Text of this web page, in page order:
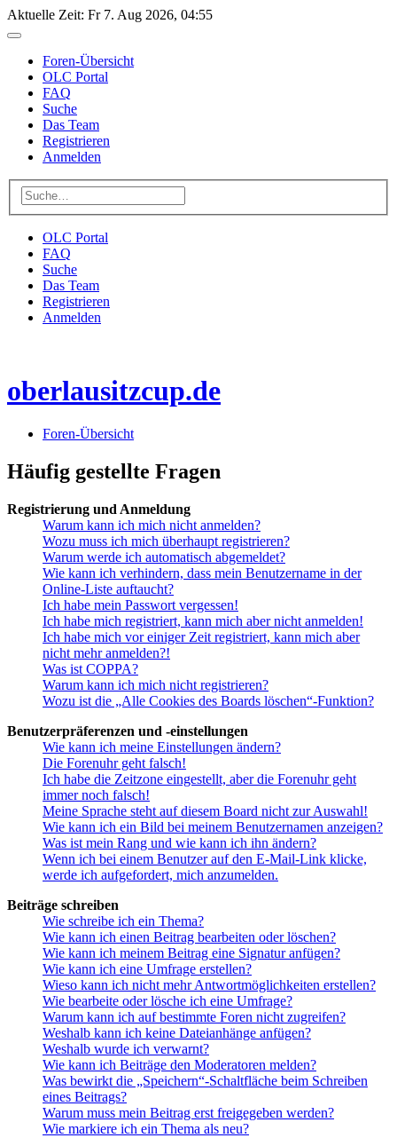
Aktuelle Zeit: Fr 7. Aug 2026, 04:55
Foren-Übersicht
OLC Portal
FAQ
Suche
Das Team
Registrieren
Anmelden
OLC Portal
FAQ
Suche
Das Team
Registrieren
Anmelden
oberlausitzcup.de
Foren-Übersicht
Häufig gestellte Fragen
Registrierung und Anmeldung
Warum kann ich mich nicht anmelden?
Wozu muss ich mich überhaupt registrieren?
Warum werde ich automatisch abgemeldet?
Wie kann ich verhindern, dass mein Benutzername in der
Online-Liste auftaucht?
Ich habe mein Passwort vergessen!
Ich habe mich registriert, kann mich aber nicht anmelden!
Ich habe mich vor einiger Zeit registriert, kann mich aber
nicht mehr anmelden?!
Was ist COPPA?
Warum kann ich mich nicht registrieren?
Wozu ist die „Alle Cookies des Boards löschen“-Funktion?
Benutzerpräferenzen und -einstellungen
Wie kann ich meine Einstellungen ändern?
Die Forenuhr geht falsch!
Ich habe die Zeitzone eingestellt, aber die Forenuhr geht
immer noch falsch!
Meine Sprache steht auf diesem Board nicht zur Auswahl!
Wie kann ich ein Bild bei meinem Benutzernamen anzeigen?
Was ist mein Rang und wie kann ich ihn ändern?
Wenn ich bei einem Benutzer auf den E-Mail-Link klicke,
werde ich aufgefordert, mich anzumelden.
Beiträge schreiben
Wie schreibe ich ein Thema?
Wie kann ich einen Beitrag bearbeiten oder löschen?
Wie kann ich meinem Beitrag eine Signatur anfügen?
Wie kann ich eine Umfrage erstellen?
Wieso kann ich nicht mehr Antwortmöglichkeiten erstellen?
Wie bearbeite oder lösche ich eine Umfrage?
Warum kann ich auf bestimmte Foren nicht zugreifen?
Weshalb kann ich keine Dateianhänge anfügen?
Weshalb wurde ich verwarnt?
Wie kann ich Beiträge den Moderatoren melden?
Was bewirkt die „Speichern“-Schaltfläche beim Schreiben
eines Beitrags?
Warum muss mein Beitrag erst freigegeben werden?
Wie markiere ich ein Thema als neu?